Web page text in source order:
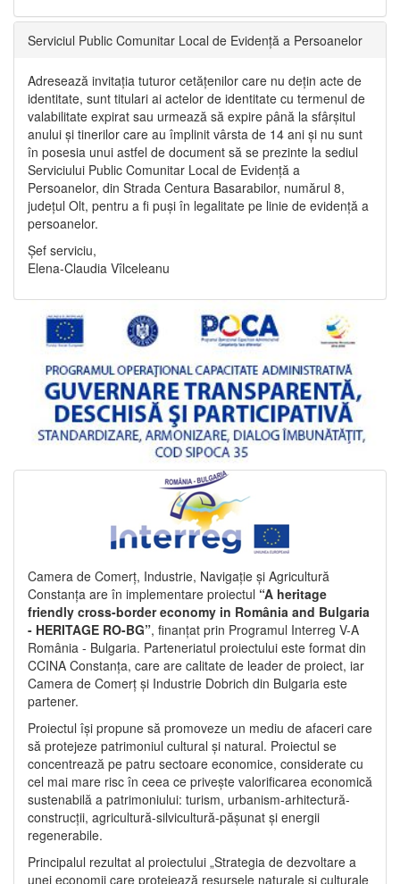
Serviciul Public Comunitar Local de Evidență a Persoanelor
Adresează invitația tuturor cetățenilor care nu dețin acte de
identitate, sunt titulari ai actelor de identitate cu termenul de
valabilitate expirat sau urmează să expire până la sfârșitul
anului și tinerilor care au împlinit vârsta de 14 ani și nu sunt
în posesia unui astfel de document să se prezinte la sediul
Serviciului Public Comunitar Local de Evidență a
Persoanelor, din Strada Centura Basarabilor, numărul 8,
județul Olt, pentru a fi puși în legalitate pe linie de evidență a
persoanelor.
Șef serviciu,
Elena-Claudia Vîlceleanu
Camera de Comerț, Industrie, Navigație și Agricultură
Constanța are în implementare proiectul “A heritage
friendly cross-border economy in România and Bulgaria
- HERITAGE RO-BG”, finanțat prin Programul Interreg V-A
România - Bulgaria. Parteneriatul proiectului este format din
CCINA Constanța, care are calitate de leader de proiect, iar
Camera de Comerț și Industrie Dobrich din Bulgaria este
partener.
Proiectul își propune să promoveze un mediu de afaceri care
să protejeze patrimoniul cultural și natural. Proiectul se
concentrează pe patru sectoare economice, considerate cu
cel mai mare risc în ceea ce privește valorificarea economică
sustenabilă a patrimoniului: turism, urbanism-arhitectură-
construcții, agricultură-silvicultură-pășunat și energii
regenerabile.
Principalul rezultat al proiectului „Strategia de dezvoltare a
unei economii care protejează resursele naturale și culturale